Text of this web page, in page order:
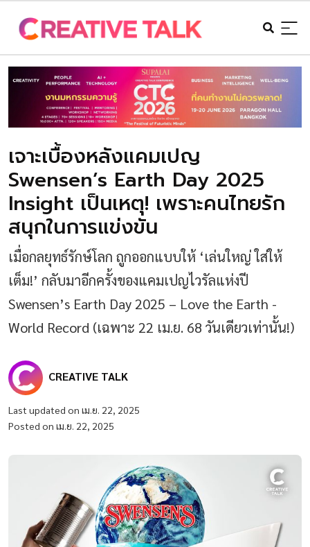
เจาะเบื้องหลังแคมเปญ
Swensen’s Earth Day 2025
Insight เป็นเหตุ! เพราะคนไทยรัก
สนุกในการแข่งขัน
เมื่อกลยุทธ์รักษ์โลก ถูกออกแบบให้ ‘เล่นใหญ่ ใส่ให้
เต็ม!’ กลับมาอีกครั้งของแคมเปญไวรัลแห่งปี
Swensen’s Earth Day 2025 – Love the Earth -
World Record (เฉพาะ 22 เม.ย. 68 วันเดียวเท่านั้น!)
CREATIVE TALK
Last updated on เม.ย. 22, 2025
Posted on เม.ย. 22, 2025